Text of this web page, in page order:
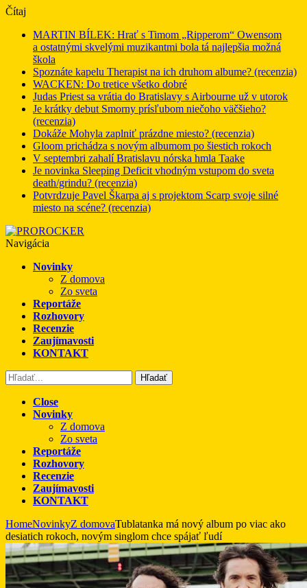
Čítaj
MARTIN BÍLEK: Hrať s Timom „Ripperom“ Owensom
a ostatnými skvelými muzikantmi bola tá najlepšia možná
škola
Spoznáte kapelu Therapist na ich druhom albume? (recenzia)
WACKEN: Do tretice všetko dobré
Judas Priest sa vrátia do Bratislavy s Airbourne už v utorok
Je krátky debut Smorny prísľubom niečoho väčšieho?
(recenzia)
Dokáže Mohyla zaplniť prázdne miesto? (recenzia)
Gloom prichádza s novým albumom po šiestich rokoch
V septembri zahalí Bratislavu nórska hmla Taake
Je novinka Sleeping Deficit vhodným vstupom do sveta
death/grindu? (recenzia)
Potvrdzuje Pavel Škarpa aj s projektom Scarp svoje silné
miesto na scéne? (recenzia)
Navigácia
Novinky
Z domova
Zo sveta
Reportáže
Rozhovory
Recenzie
Zaujímavosti
KONTAKT
Hľadať
Close
Novinky
Z domova
Zo sveta
Reportáže
Rozhovory
Recenzie
Zaujímavosti
KONTAKT
HomeNovinkyZ domovaTublatanka má nový album po viac ako
desiatich rokoch, novým singlom chce spájať ľudí